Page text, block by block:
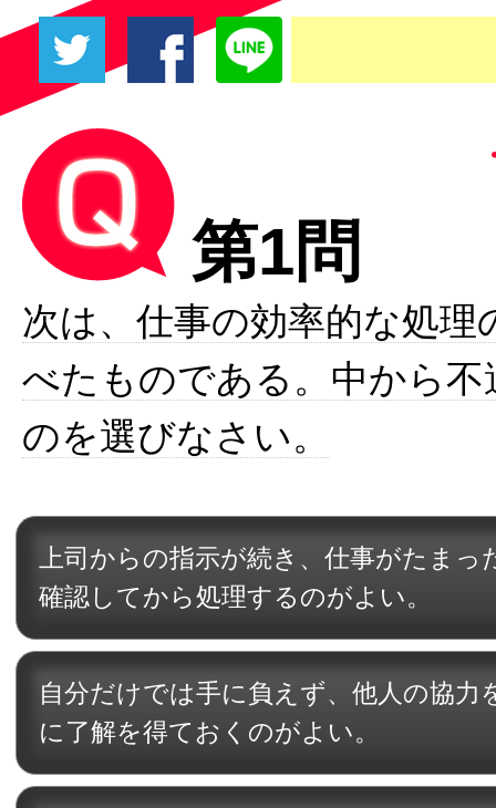
第1問
次は、仕事の効率的な処理
べたものである。中から
のを選びなさい。
上司からの指示が続き、仕事がたま
確認してから処理するのがよい。
自分だけでは手に負えず、他人の協力
に了解を得ておくのがよい。